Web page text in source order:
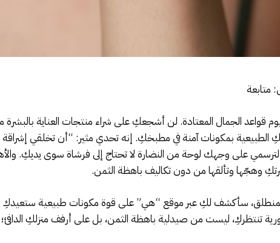
متابعة
قواعد الجمال المعتادة. لن أشجعكِ على شراء منتجات العناية
الطبيعية بمكونات آمنة في مطبخكِ. إنه تحدي مثير: “أن تخلقي
على وجهك لوحة من النضارة لا تحتاج إلى فرشاة سوى يديكِ. والأهم
وهجّها وتألقها من دون تكاليف باهظة الثمن.
سأكشف لكِ عبر موقع “هي” على قوة مكونات طبيعية ستعيدكِ
تنتظركِ، ليست من صيدلية باهظة الثمن، بل على أرفف منزلكِ